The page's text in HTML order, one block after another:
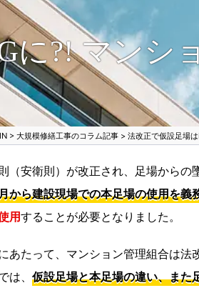
に?! マンシ
> 大規模修繕工事のコラム記事 > 法改正で仮設足場
（安衛則）が改正され、足場からの
ら建設現場での本足場の使用を義
用することが必要となりました。
あたって、マンション管理組合は
は、 仮設足場と本足場の違い、また